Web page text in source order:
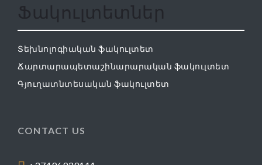
Ֆակուլտետներ
Տեխնոլոգիական ֆակուլտետ
Ճարտարապետաշինարարական ֆակուլտետ
Գյուղատնտեսական ֆակուլտետ
CONTACT US